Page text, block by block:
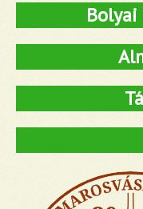
Bolyai